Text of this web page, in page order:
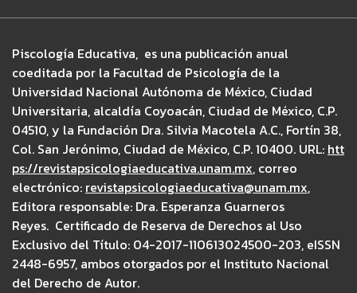
o r p
Piscología Educativa, es una publicación anual
coeditada por la Facultad de Psicología de la
Universidad Nacional Autónoma de México, Ciudad
Universitaria, alcaldía Coyoacán, Ciudad de México, C.P.
04510, y la Fundación Dra. Silvia Macotela A.C., Fortín 38,
Col. San Jerónimo, Ciudad de México, C.P. 10400. URL: htt
ps://revistapsicologiaeducativa.unam.mx, correo
electrónico: revistapsicologiaeducativa@unam.mx,
Editora responsable: Dra. Esperanza Guarneros
Reyes. Certificado de Reserva de Derechos al Uso
Exclusivo del Título: 04-2017-110613024500-203, eISSN
2448-6957, ambos otorgados por el Instituto Nacional
del Derecho de Autor.